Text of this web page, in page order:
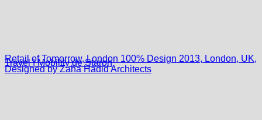
Retail of Tomorrow, London 100% Design 2013, London, UK,
Designed by Zaha Hadid Architects
Travel | Mobility de Staron